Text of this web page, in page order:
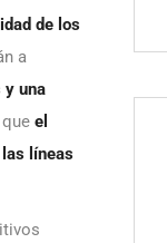
de los
a
y una
el
líneas